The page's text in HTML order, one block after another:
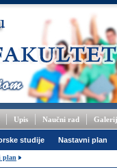
Upis Naučni rad
studije Nastavni plan
plan